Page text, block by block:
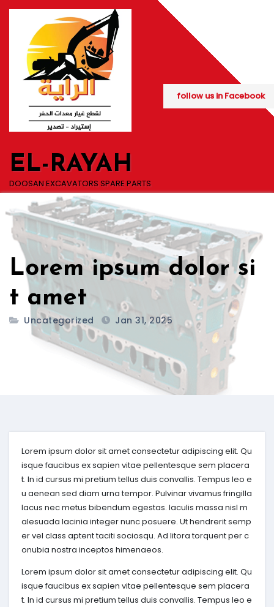
Skip
EL-RAYAH
DOOSAN EXCAVATORS SPARE PARTS
follow us in Facebook
Lorem ipsum dolor si
t amet
Uncategorized Jan 31, 2025
Lorem ipsum dolor sit amet consectetur adipiscing elit. Qu
isque faucibus ex sapien vitae pellentesque sem placera
t. In id cursus mi pretium tellus duis convallis. Tempus leo e
u aenean sed diam urna tempor. Pulvinar vivamus fringilla
lacus nec metus bibendum egestas. Iaculis massa nisl m
alesuada lacinia integer nunc posuere. Ut hendrerit semp
er vel class aptent taciti sociosqu. Ad litora torquent per c
onubia nostra inceptos himenaeos.
Lorem ipsum dolor sit amet consectetur adipiscing elit. Qu
isque faucibus ex sapien vitae pellentesque sem placera
t. In id cursus mi pretium tellus duis convallis. Tempus leo e